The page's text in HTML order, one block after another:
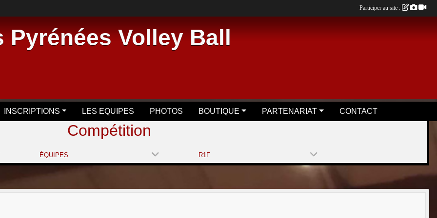
Pyrénées Volley Ball
INSCRIPTIONS LES EQUIPES PHOTOS BOUTIQUE PARTENARIAT CONTACT
Compétition
ÉQUIPES R1F
Participer au site :